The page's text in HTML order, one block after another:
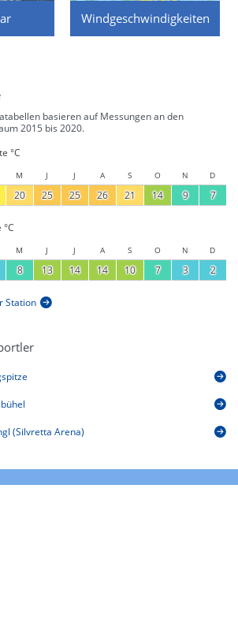
Windgeschwindigkeiten
basieren auf Messungen an den
2015 bis 2020.
°C
M J J A S O N D
20 25 25 26 21 14 9 7
M J J A S O N D
8 13 14 14 10 7 3 2
Station
(Silvretta Arena)